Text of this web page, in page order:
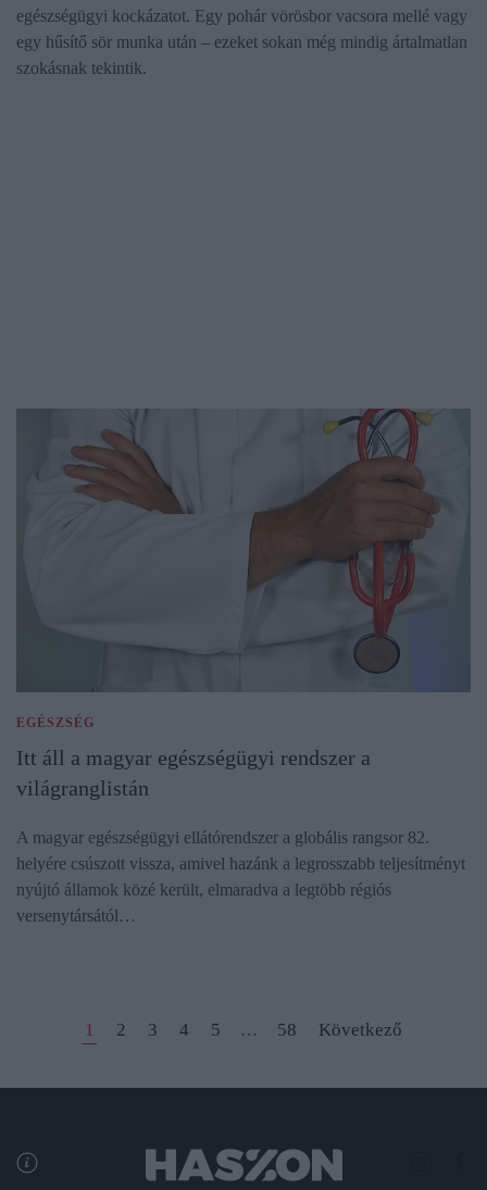
egészségügyi kockázatot. Egy pohár vörösbor vacsora mellé vagy
egy hűsítő sör munka után – ezeket sokan még mindig ártalmatlan
szokásnak tekintik.
EGÉSZSÉG
Itt áll a magyar egészségügyi rendszer a
világranglistán
A magyar egészségügyi ellátórendszer a globális rangsor 82.
helyére csúszott vissza, amivel hazánk a legrosszabb teljesítményt
nyújtó államok közé került, elmaradva a legtöbb régiós
versenytársától…
1 2 3 4 5 … 58 Következő